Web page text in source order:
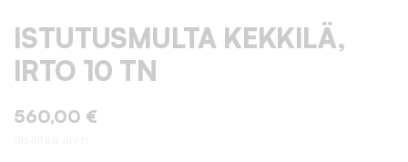
ISTUTUSMULTA KEKKILÄ,
IRTO 10 TN
560,00 €